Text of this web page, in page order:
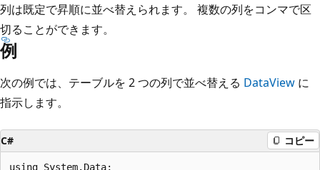
列は既定で昇順に並べ替えられます。 複数の列をコンマで区
切ることができます。
例
次の例では、テーブルを 2 つの列で並べ替える DataView に
指示します。
C# コピー
using System.Data;